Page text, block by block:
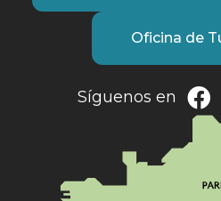
Oficina de
Síguenos en